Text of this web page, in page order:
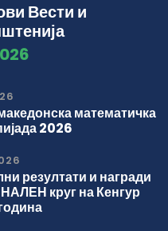
Вести и
математичка
2026
резултати и награди
круг на Кенгур